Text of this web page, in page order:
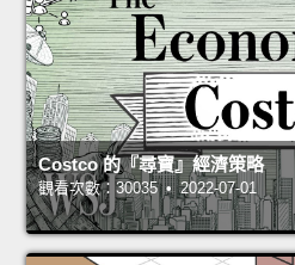
Costco 的『尋寶』經濟策略
觀看次數：30035 • 2022-07-01